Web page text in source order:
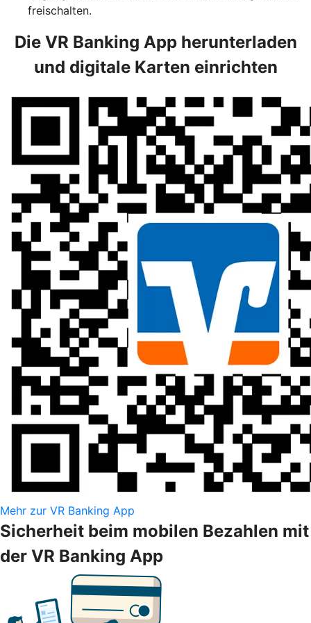
freischalten.
Die VR Banking App herunterladen
und digitale Karten einrichten
Mehr zur VR Banking App
Sicherheit beim mobilen Bezahlen mit
der VR Banking App